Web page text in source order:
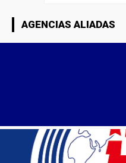
AGENCIAS ALIADAS